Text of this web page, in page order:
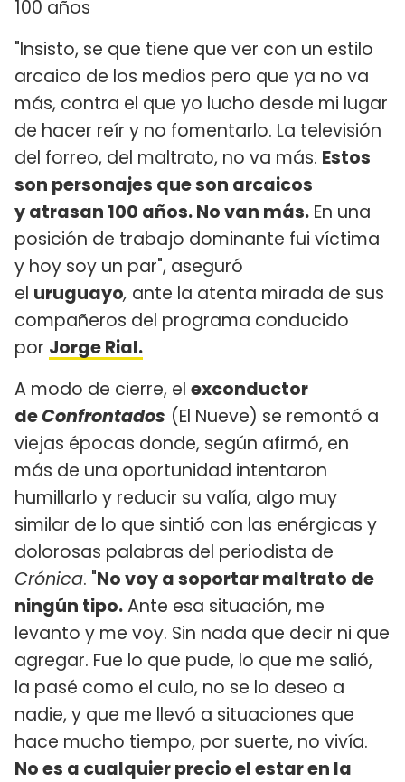
100 años
"Insisto, se que tiene que ver con un estilo
arcaico de los medios pero que ya no va
más, contra el que yo lucho desde mi lugar
de hacer reír y no fomentarlo. La televisión
del forreo, del maltrato, no va más. Estos
son personajes que son arcaicos
y atrasan 100 años. No van más. En una
posición de trabajo dominante fui víctima
y hoy soy un par", aseguró
el uruguayo, ante la atenta mirada de sus
compañeros del programa conducido
por Jorge Rial.
A modo de cierre, el exconductor
deConfrontados (El Nueve) se remontó a
viejas épocas donde, según afirmó, en
más de una oportunidad intentaron
humillarlo y reducir su valía, algo muy
similar de lo que sintió con las enérgicas y
dolorosas palabras del periodista de
Crónica. "No voy a soportar maltrato de
ningún tipo.Ante esa situación, me
levanto y me voy. Sin nada que decir ni que
agregar. Fue lo que pude, lo que me salió,
la pasé como el culo, no se lo deseo a
nadie, y que me llevó a situaciones que
hace mucho tiempo, por suerte, no vivía.
No es a cualquier precio el estar en la